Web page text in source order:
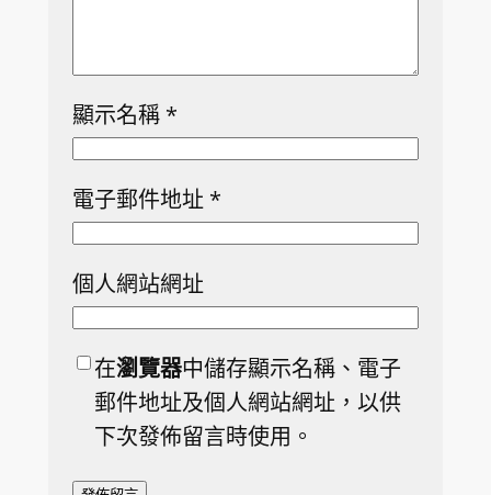
顯示名稱 *
電子郵件地址 *
個人網站網址
在瀏覽器中儲存顯示名稱、電子
郵件地址及個人網站網址，以供
下次發佈留言時使用。